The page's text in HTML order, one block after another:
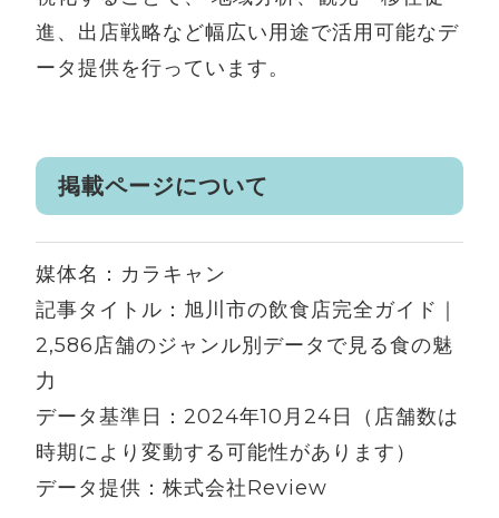
進、出店戦略など幅広い用途で活用可能なデ
ータ提供を行っています。
掲載ページについて
媒体名：カラキャン
記事タイトル：旭川市の飲食店完全ガイド｜
2,586店舗のジャンル別データで見る食の魅
力
データ基準日：2024年10月24日（店舗数は
時期により変動する可能性があります）
データ提供：株式会社Review